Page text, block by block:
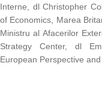
Interne, dl Christopher
of Economics, Marea
Ministru al Afacerilor
Strategy Center, dl
European Perspective